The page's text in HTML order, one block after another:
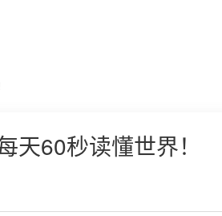
60秒读懂世界！